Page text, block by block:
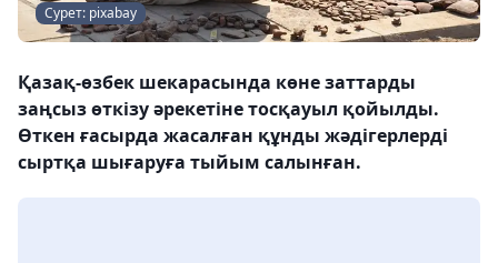
Сурет: pixabay
Қазақ-өзбек шекарасында көне заттарды
заңсыз өткізу әрекетіне тосқауыл қойылды.
Өткен ғасырда жасалған құнды жәдігерлерді
сыртқа шығаруға тыйым салынған.